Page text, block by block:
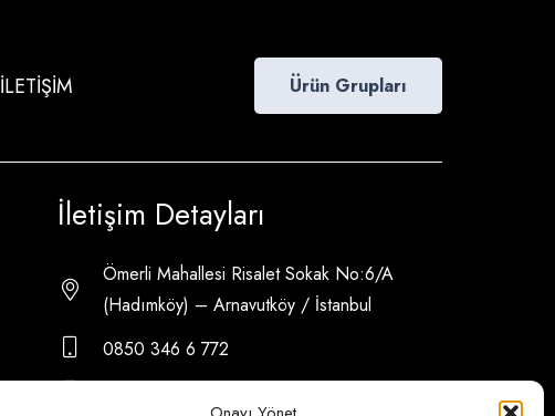
İLETİŞİM Ürün Grupları
İletişim Detayları
Ömerli Mahallesi Risalet Sokak No:6/A
(Hadımköy) – Arnavutköy / İstanbul
0850 346 6 772